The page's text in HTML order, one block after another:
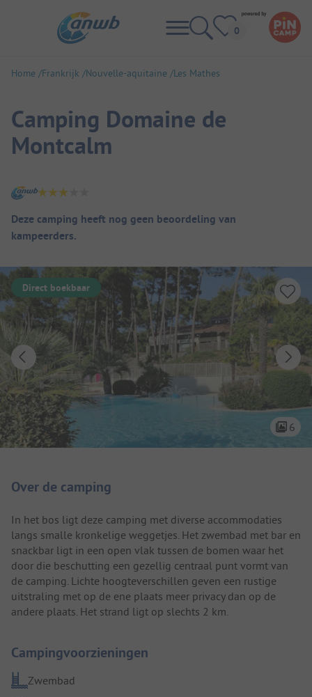
Home Frankrijk Nouvelle-aquitaine Les Mathes
Camping Domaine de
Montcalm
Camping overzicht
Deze camping heeft nog geen beoordeling van
kampeerders.
Direct boekbaar
6
Over de camping
In het bos ligt deze camping met diverse accommodaties
langs smalle kronkelige weggetjes. Het zwembad met bar en
snackbar ligt in een open vlak tussen de bomen waar het
door die beschutting een gezellig centraal punt vormt van
de camping. Lichte hoogteverschillen geven een rustige
uitstraling met op de ene plaats meer privacy dan op de
andere plaats. Het strand ligt op slechts 2 km.
Campingvoorzieningen
Zwembad